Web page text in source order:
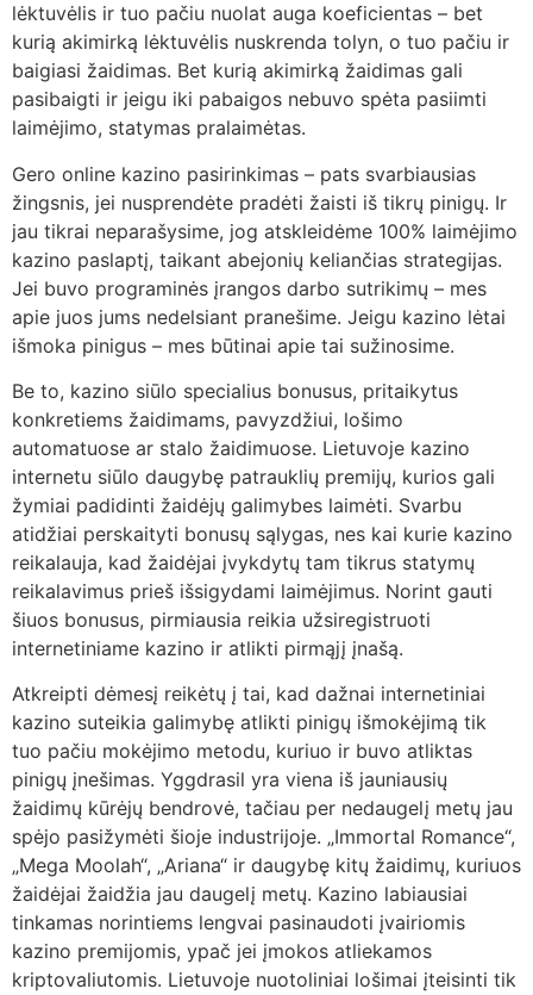
lėktuvėlis ir tuo pačiu nuolat auga koeficientas – bet
kurią akimirką lėktuvėlis nuskrenda tolyn, o tuo pačiu ir
baigiasi žaidimas. Bet kurią akimirką žaidimas gali
pasibaigti ir jeigu iki pabaigos nebuvo spėta pasiimti
laimėjimo, statymas pralaimėtas.
Gero online kazino pasirinkimas – pats svarbiausias
žingsnis, jei nusprendėte pradėti žaisti iš tikrų pinigų. Ir
jau tikrai neparašysime, jog atskleidėme 100% laimėjimo
kazino paslaptį, taikant abejonių keliančias strategijas.
Jei buvo programinės įrangos darbo sutrikimų – mes
apie juos jums nedelsiant pranešime. Jeigu kazino lėtai
išmoka pinigus – mes būtinai apie tai sužinosime.
Be to, kazino siūlo specialius bonusus, pritaikytus
konkretiems žaidimams, pavyzdžiui, lošimo
automatuose ar stalo žaidimuose. Lietuvoje kazino
internetu siūlo daugybę patrauklių premijų, kurios gali
žymiai padidinti žaidėjų galimybes laimėti. Svarbu
atidžiai perskaityti bonusų sąlygas, nes kai kurie kazino
reikalauja, kad žaidėjai įvykdytų tam tikrus statymų
reikalavimus prieš išsigydami laimėjimus. Norint gauti
šiuos bonusus, pirmiausia reikia užsiregistruoti
internetiniame kazino ir atlikti pirmąjį įnašą.
Atkreipti dėmesį reikėtų į tai, kad dažnai internetiniai
kazino suteikia galimybę atlikti pinigų išmokėjimą tik
tuo pačiu mokėjimo metodu, kuriuo ir buvo atliktas
pinigų įnešimas. Yggdrasil yra viena iš jauniausių
žaidimų kūrėjų bendrovė, tačiau per nedaugelį metų jau
spėjo pasižymėti šioje industrijoje. „Immortal Romance“,
„Mega Moolah“, „Ariana“ ir daugybę kitų žaidimų, kuriuos
žaidėjai žaidžia jau daugelį metų. Kazino labiausiai
tinkamas norintiems lengvai pasinaudoti įvairiomis
kazino premijomis, ypač jei įmokos atliekamos
kriptovaliutomis. Lietuvoje nuotoliniai lošimai įteisinti tik